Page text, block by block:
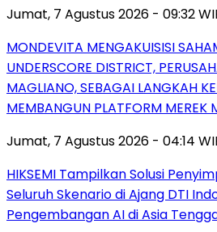
Jumat, 7 Agustus 2026 - 09:32
MONDEVITA MENGAKUISISI
UNDERSCORE DISTRICT,
MAGLIANO, SEBAGAI LANGKAH
MEMBANGUN PLATFORM MEREK
Jumat, 7 Agustus 2026 - 04:14
HIKSEMI Tampilkan Solusi
Seluruh Skenario di Ajang DTI
Pengembangan AI di Asia